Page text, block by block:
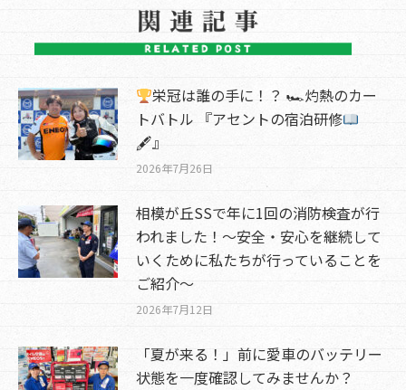
栄冠は誰の手に！？ 🏎灼熱のカー
トバトル 『アセントの宿泊研修
🖋』
2026年7月26日
相模が丘SSで年に1回の消防検査が行
われました！～安全・安心を継続して
いくために私たちが行っていることを
ご紹介～
2026年7月12日
「夏が来る！」前に愛車のバッテリー
状態を一度確認してみませんか？